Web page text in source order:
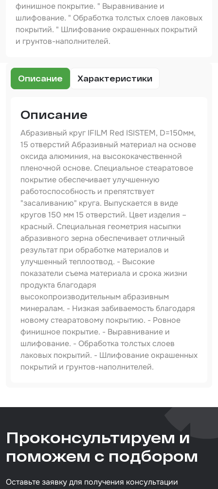
Крышка для ёмкости
Материалы для вклейки стекол
финишное покрытие. " Выравнивание и
шлифование. " Обработка толстых слоев лаковых
покрытий. " Шлифование окрашенных покрытий
и грунтов-наполнителей.
Описание Характеристики
Описание
Абразивный круг IFILM Red ISISTEM, D=150мм,
15 отверстий Абразивный материал на основе
оксида алюминия, на высококачественной
пленочной основе. Специальное стеаратовое
покрытие обеспечивает улучшенную
работоспособность и препятствует
"засаливанию" круга. Выпускается в виде
кругов 150 мм 15 отверстий. Цвет изделия –
красный. Специальная геометрия насыпки
абразивного зерна обеспечивает отличный
результат при обработке материалов и
улучшенный теплоотвод. - Высокие
показатели съема материала и срока жизни
продукта благодаря
высокопроизводительным абразивным
минералам. - Низкая забиваемость благодаря
новому стеаратовому покрытию. - Ровное
финишное покрытие. - Выравнивание и
шлифование. - Обработка толстых слоев
лаковых покрытий. - Шлифование окрашенных
покрытий и грунтов-наполнителей.
абразивный круг
Размер / диаметр / объём
D=150 мм
Проконсультируем и
поможем с подбором
Оставьте заявку для получения консультации